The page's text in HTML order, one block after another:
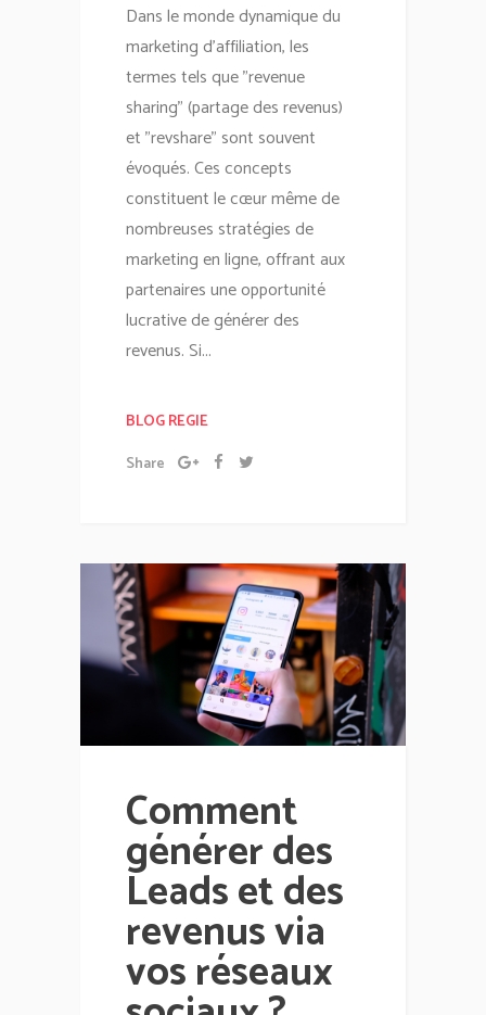
Dans le monde dynamique du
marketing d'affiliation, les
termes tels que "revenue
sharing" (partage des revenus)
et "revshare" sont souvent
évoqués. Ces concepts
constituent le cœur même de
nombreuses stratégies de
marketing en ligne, offrant aux
partenaires une opportunité
lucrative de générer des
revenus. Si...
BLOG REGIE
Share
Comment
générer des
Leads et des
revenus via
vos réseaux